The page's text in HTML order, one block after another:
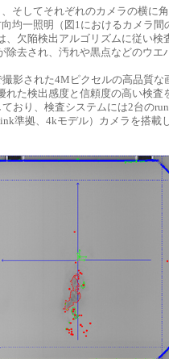
そしてそれぞれのカメラの横に
均一照明（図1におけるカメラ間
、欠陥検出アルゴリズムに従い検
除去され、汚れや黒点などのウエ
影された4Mピクセルの高品質な
れた検出感度と信頼度の高い検査
おり、検査システムには2台の
準拠、4kモデル）カメラを搭載